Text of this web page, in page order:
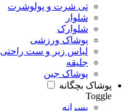
تی شرت و پولوشرت
شلوار
شلوارک
پوشاک ورزشی
لباس زیر و ست راحتی
جلیقه
پوشاک جین
پوشاک بچگانه
Toggle
پسرانه